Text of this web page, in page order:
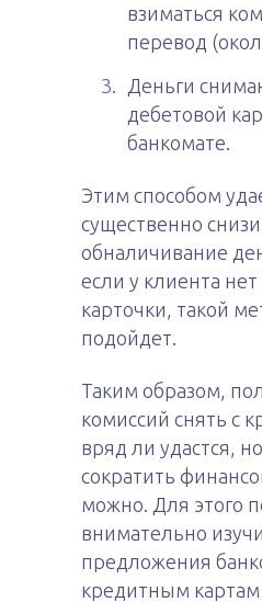
взиматься
перевод
Деньги
дебетовой
банкомате.
Этим способом
существенно
обналичивание
если у клиента
карточки, такой
подойдет.
Таким образом,
комиссий снять с
вряд ли удастся,
сократить
можно. Для этого
внимательно
предложения
кредитным картам